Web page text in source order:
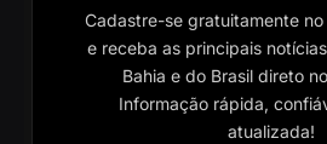
Cadastre-se gratuitamente
e receba as principais
Bahia e do Brasil direto
Informação rápida,
atualizada!